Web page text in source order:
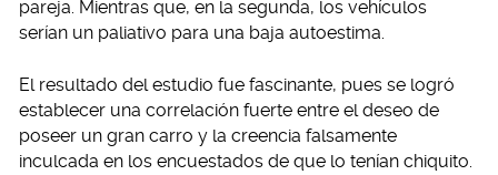
pareja. Mientras que, en la segunda, los vehículos
serían un paliativo para una baja autoestima.
El resultado del estudio fue fascinante, pues se logró
establecer una correlación fuerte entre el deseo de
poseer un gran carro y la creencia falsamente
inculcada en los encuestados de que lo tenían chiquito.